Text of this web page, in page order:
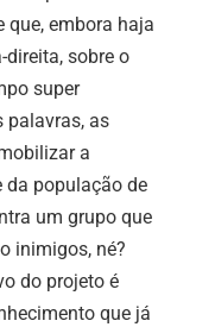
embora haja
sobre o
super
palavras, as
a
da população de
um grupo que
inimigos, né?
do projeto é
que já